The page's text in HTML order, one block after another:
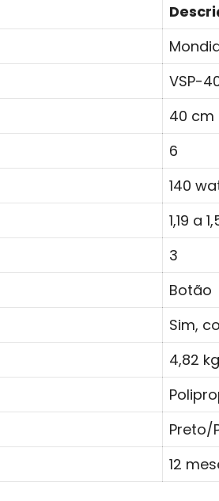
VSP-
40 cm
6
140
1,19 a
3
Botão
Sim,
4,82 kg
Preto/
12